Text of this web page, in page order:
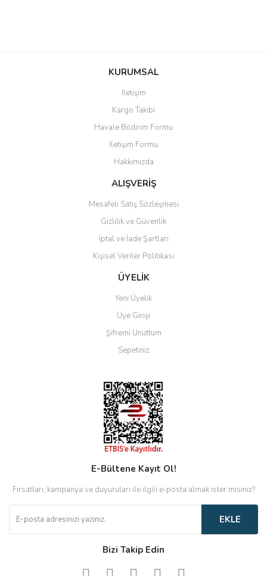
Görüş ve önerileriniz için teşekkür ederiz.
Ürün resmi kalitesiz, bozuk veya görüntülenemiyor.
Ürün açıklamasında eksik bilgiler bulunuyor.
Ürün bilgilerinde hatalar bulunuyor.
Gönder
KURUMSAL
İletişim
Kargo Takibi
Havale Bildirim Formu
İletişim Formu
Hakkımızda
ALIŞVERİŞ
Mesafeli Satış Sözleşmesi
Gizlilik ve Güvenlik
İptal ve İade Şartları
Kişisel Veriler Politikası
ÜYELİK
Yeni Üyelik
Üye Girişi
Şifremi Unuttum
Sepetiniz
E-Bültene Kayıt Ol!
Fırsatları, kampanya ve duyuruları ile ilgili e-posta almak ister misiniz?
EKLE
Bizi Takip Edin